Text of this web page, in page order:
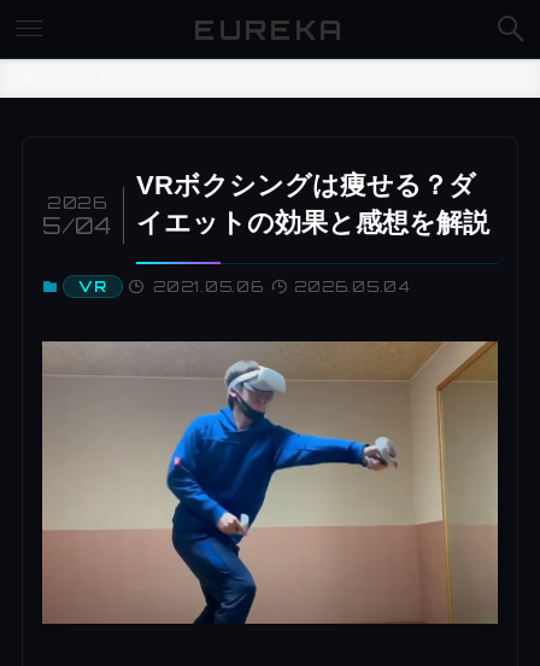
EUREKA
VRボクシングは痩せる？ダ
イエットの効果と感想を解説
2026
5/04
VR 2021.05.06 2026.05.04